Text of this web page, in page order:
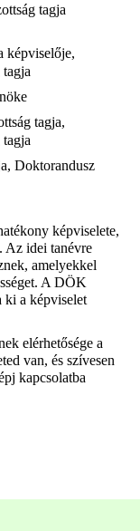
tagja
képviselője,
tagja,
Doktorandusz
képviselete,
Az idei tanévre
amelyekkel
A DÖK
ki a képviselet
elérhetősége a
van, és szívesen
kapcsolatba